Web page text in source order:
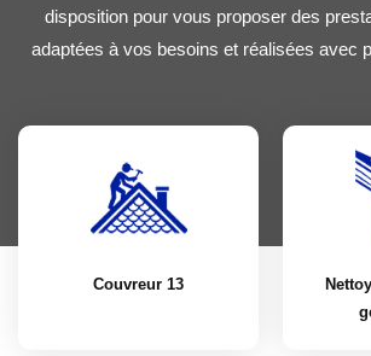
disposition pour vous proposer des
adaptées à vos besoins et réalisées avec
Couvreur 13